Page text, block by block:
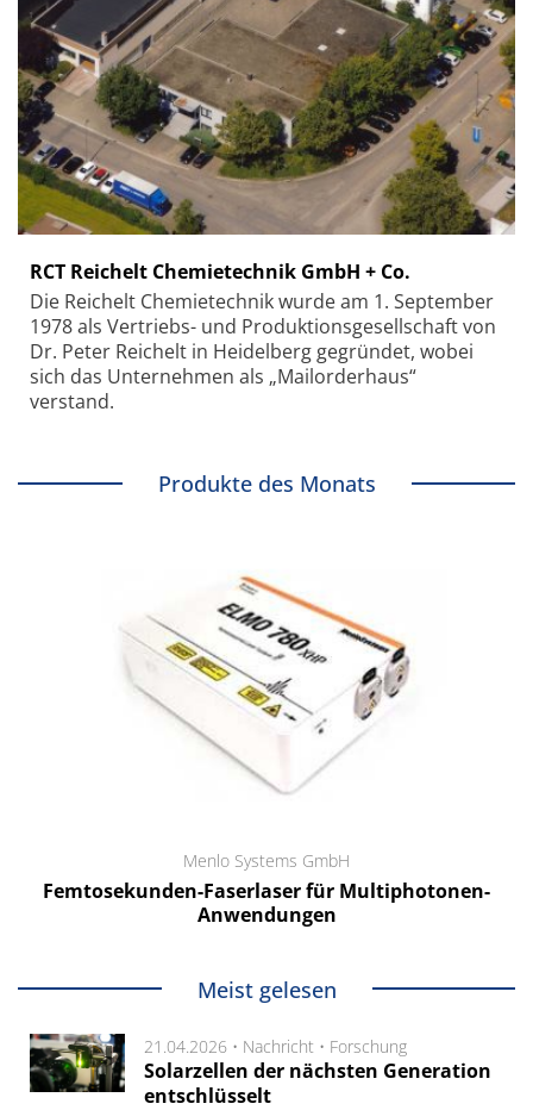
RCT Reichelt Chemietechnik GmbH + Co.
Die Reichelt Chemietechnik wurde am 1. September
1978 als Vertriebs- und Produktionsgesellschaft von
Dr. Peter Reichelt in Heidelberg gegründet, wobei
sich das Unternehmen als „Mailorderhaus“
verstand.
Produkte des Monats
Menlo Systems GmbH
Femtosekunden-Faserlaser für Multiphotonen-
Anwendungen
Meist gelesen
21.04.2026 • Nachricht • Forschung
Solarzellen der nächsten Generation
entschlüsselt